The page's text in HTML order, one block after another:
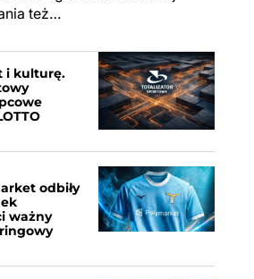
też…
i kulturę.
odbiły
ważny